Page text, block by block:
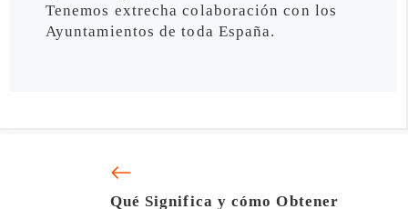
Tenemos extrecha colaboración con los
Ayuntamientos de toda España.
Qué Significa y cómo Obtener